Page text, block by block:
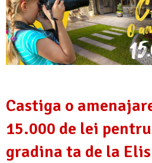
Castiga o
15.000 de lei
gradina ta de la